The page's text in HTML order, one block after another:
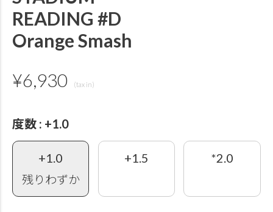
READING #D
Orange Smash
¥6,930
度数 +1.0
+1.0
残りわずか
+1.5 *2.0